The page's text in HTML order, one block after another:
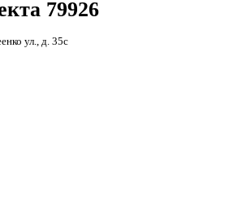
ЖК ЖД Навигатор
36.14 м²
ул., д. 35с